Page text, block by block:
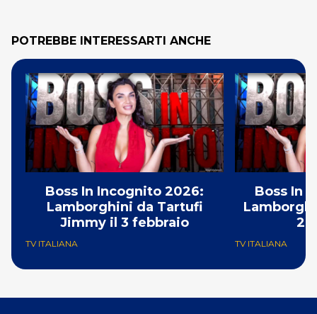
POTREBBE INTERESSARTI ANCHE
Boss In Incognito 2026:
Lamborghini da Tartufi
Jimmy il 3 febbraio
TV ITALIANA
Boss In
27
TV ITALIANA